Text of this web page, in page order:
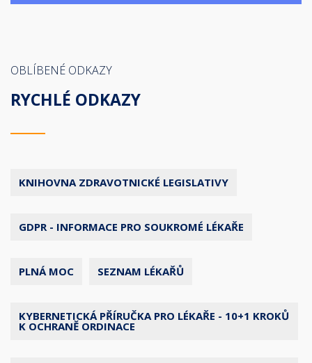
OBLÍBENÉ ODKAZY
RYCHLÉ ODKAZY
KNIHOVNA ZDRAVOTNICKÉ LEGISLATIVY
GDPR - INFORMACE PRO SOUKROMÉ LÉKAŘE
PLNÁ MOC SEZNAM LÉKAŘŮ
KYBERNETICKÁ PŘÍRUČKA PRO LÉKAŘE - 10+1 KROKŮ
K OCHRANĚ ORDINACE